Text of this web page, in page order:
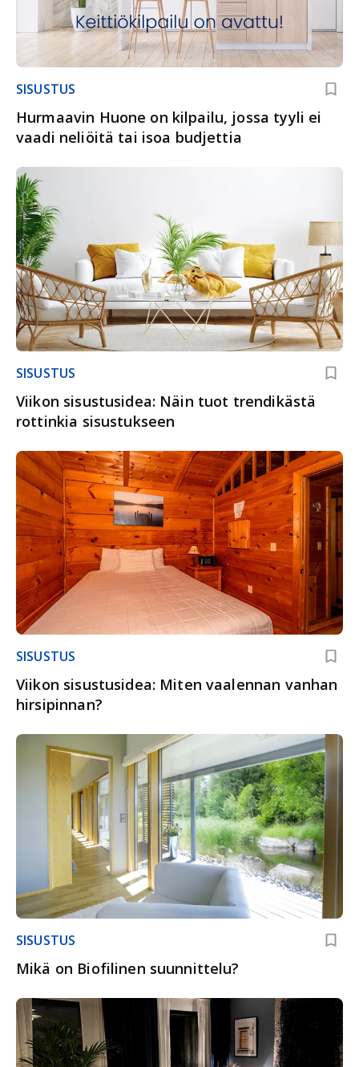
SISUSTUS
Hurmaavin Huone on kilpailu, jossa tyyli ei
vaadi neliöitä tai isoa budjettia
SISUSTUS
Viikon sisustusidea: Näin tuot trendikästä
rottinkia sisustukseen
SISUSTUS
Viikon sisustusidea: Miten vaalennan vanhan
hirsipinnan?
SISUSTUS
Mikä on Biofilinen suunnittelu?